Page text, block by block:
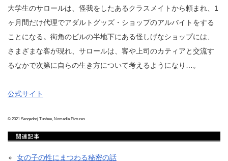
大学生のサロールは、怪我をしたあるクラスメイトから頼まれ、1
ヶ月間だけ代理でアダルトグッズ・ショップのアルバイトをする
ことになる。街角のビルの半地下にある怪しげなショップには、
さまざまな客が現れ、サロールは、客や上司のカティアと交流す
るなかで次第に自らの生き方について考えるようになり…。
公式サイト
© 2021 Sengedorj Tushee, Nomadia Pictures
女の子の性にまつわる秘密の話